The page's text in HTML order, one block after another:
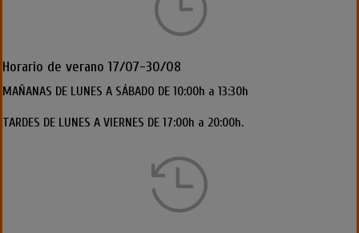
Horario de verano 17/07-30/08
MAÑANAS DE LUNES A SÁBADO DE 10:00h a 13:30h
TARDES DE LUNES A VIERNES DE 17:00h a 20:00h.
